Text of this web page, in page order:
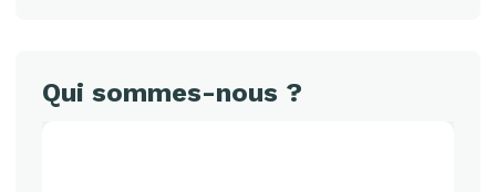
Qui sommes-nous ?